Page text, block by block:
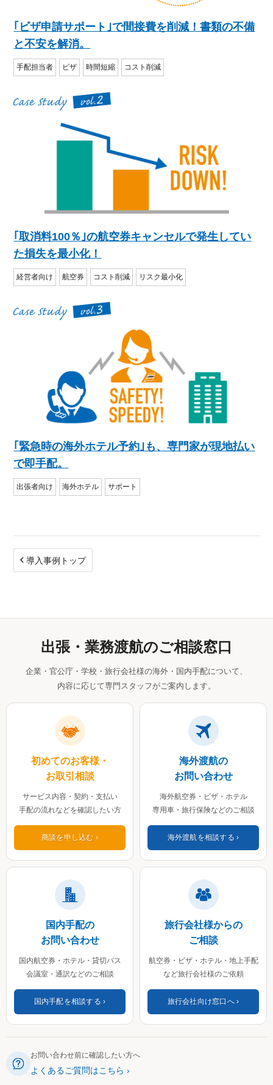
｢ビザ申請サポート｣で間接費を削減！書類の不備
と不安を解消。
手配担当者 ビザ 時間短縮 コスト削減
｢取消料100％｣の航空券キャンセルで発生してい
た損失を最小化！
経営者向け 航空券 コスト削減 リスク最小化
｢緊急時の海外ホテル予約｣も、専門家が現地払い
で即手配。
出張者向け 海外ホテル サポート
導入事例トップ
出張・業務渡航のご相談窓口
企業・官公庁・学校・旅行会社様の海外・国内手配について、
内容に応じて専門スタッフがご案内します。
初めてのお客様・
お取引相談
サービス内容・契約・支払い
手配の流れなどを確認したい方
商談を申し込む
海外渡航の
お問い合わせ
海外航空券・ビザ・ホテル
専用車・旅行保険などのご相談
海外渡航を相談する
国内手配の
お問い合わせ
国内航空券・ホテル・貸切バス
会議室・通訳などのご相談
国内手配を相談する
旅行会社様からの
ご相談
航空券・ビザ・ホテル・地上手配
など旅行会社様のご依頼
旅行会社向け窓口へ
お問い合わせ前に確認したい方へ
よくあるご質問はこちら